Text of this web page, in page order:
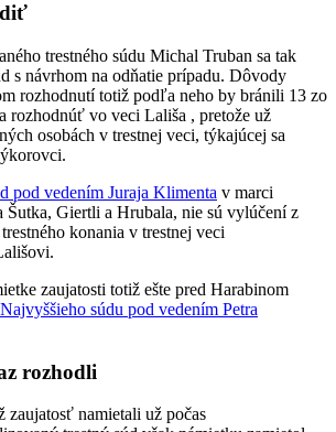
trestného súdu Michal Truban sa tak
s návrhom na odňatie prípadu. Dôvody
rozhodnutí totiž podľa neho by bránili 13 zo
rozhodnúť vo veci Lališa , pretože už
osobách v trestnej veci, týkajúcej sa
pod vedením Juraja Klimenta v marci
Šutka, Giertli a Hrubala, nie sú vylúčení z
konania v trestnej veci
zaujatosti totiž ešte pred Harabinom
súdu pod vedením Petra
rozhodli
namietali už počas